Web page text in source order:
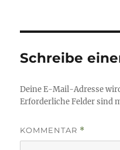
Schreibe
Deine E-Mail-Adresse
Erforderliche Felder sind
KOMMENTAR *